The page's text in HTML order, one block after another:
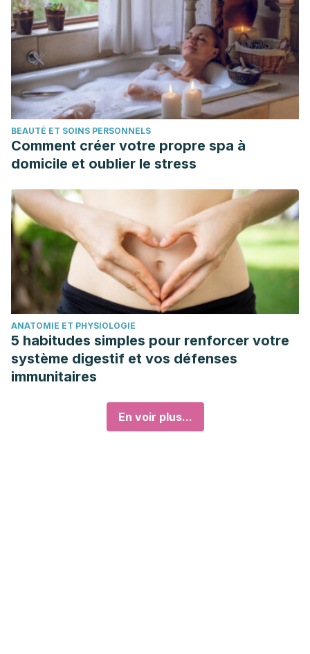
BEAUTÉ ET SOINS PERSONNELS
Comment créer votre propre spa à
domicile et oublier le stress
ANATOMIE ET PHYSIOLOGIE
5 habitudes simples pour renforcer votre
système digestif et vos défenses
immunitaires
En voir plus...